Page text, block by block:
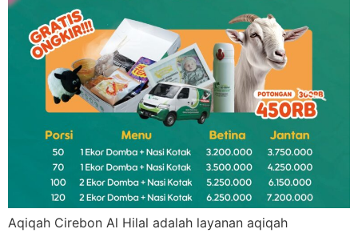
Aqiqah Cirebon Al Hilal adalah layanan aqiqah